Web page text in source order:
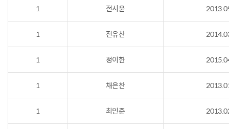
1 전시윤
1 전유찬
1 정이한
1 채은찬
1 최민준